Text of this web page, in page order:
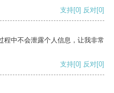
支持[0] 反对[0]
程中不会泄露个人信息，让我非常
支持[0] 反对[0]